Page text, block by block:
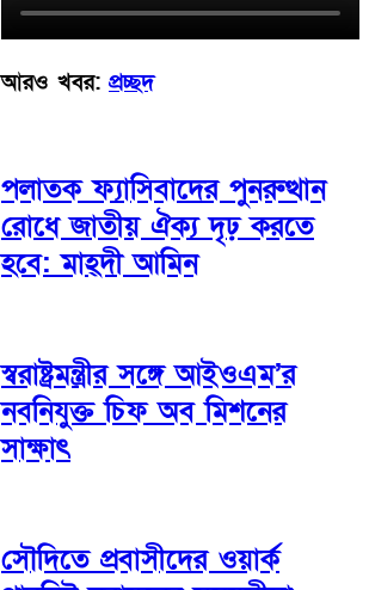
আরও খবর: প্রচ্ছদ
পলাতক ফ্যাসিবাদের পুনরুত্থান
রোধে জাতীয় ঐক্য দৃঢ় করতে
হবে: মাহ্দী আমিন
স্বরাষ্ট্রমন্ত্রীর সঙ্গে আইওএম’র
নবনিযুক্ত চিফ অব মিশনের
সাক্ষাৎ
সৌদিতে প্রবাসীদের ওয়ার্ক